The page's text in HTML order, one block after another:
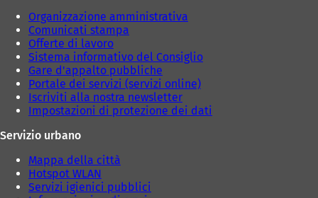
e
)
Organizzazione amministrativa
Comunicati stampa
Offerte di lavoro
Sistema informativo del Consiglio
Gare d'appalto pubbliche
Portale dei servizi (servizi online)
Iscriviti alla nostra newsletter
Impostazioni di protezione dei dati
Servizio urbano
Mappa della città
Hotspot WLAN
Servizi igienici pubblici